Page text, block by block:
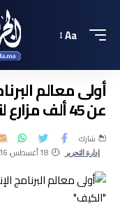
Aa
أولى معالم
عن 45 ألف مزارع لنبتة “الكيف”
إدارة التحرير 18 أغسطس، 2016 الساعة 2:52 مساءً
شارك